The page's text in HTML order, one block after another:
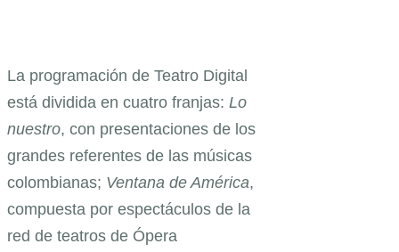
La programación de Teatro Digital
está dividida en cuatro franjas: Lo
nuestro, con presentaciones de los
grandes referentes de las músicas
colombianas; Ventana de América,
compuesta por espectáculos de la
red de teatros de Ópera